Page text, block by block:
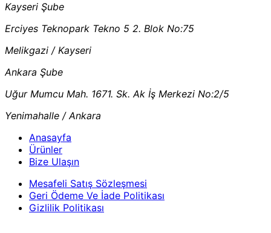
Kayseri Şube
Erciyes Teknopark Tekno 5 2. Blok No:75
Melikgazi / Kayseri
Ankara Şube
Uğur Mumcu Mah. 1671. Sk. Ak İş Merkezi No:2/5
Yenimahalle / Ankara
Anasayfa
Ürünler
Bize Ulaşın
Mesafeli Satış Sözleşmesi
Geri Ödeme Ve İade Politikası
Gizlilik Politikası